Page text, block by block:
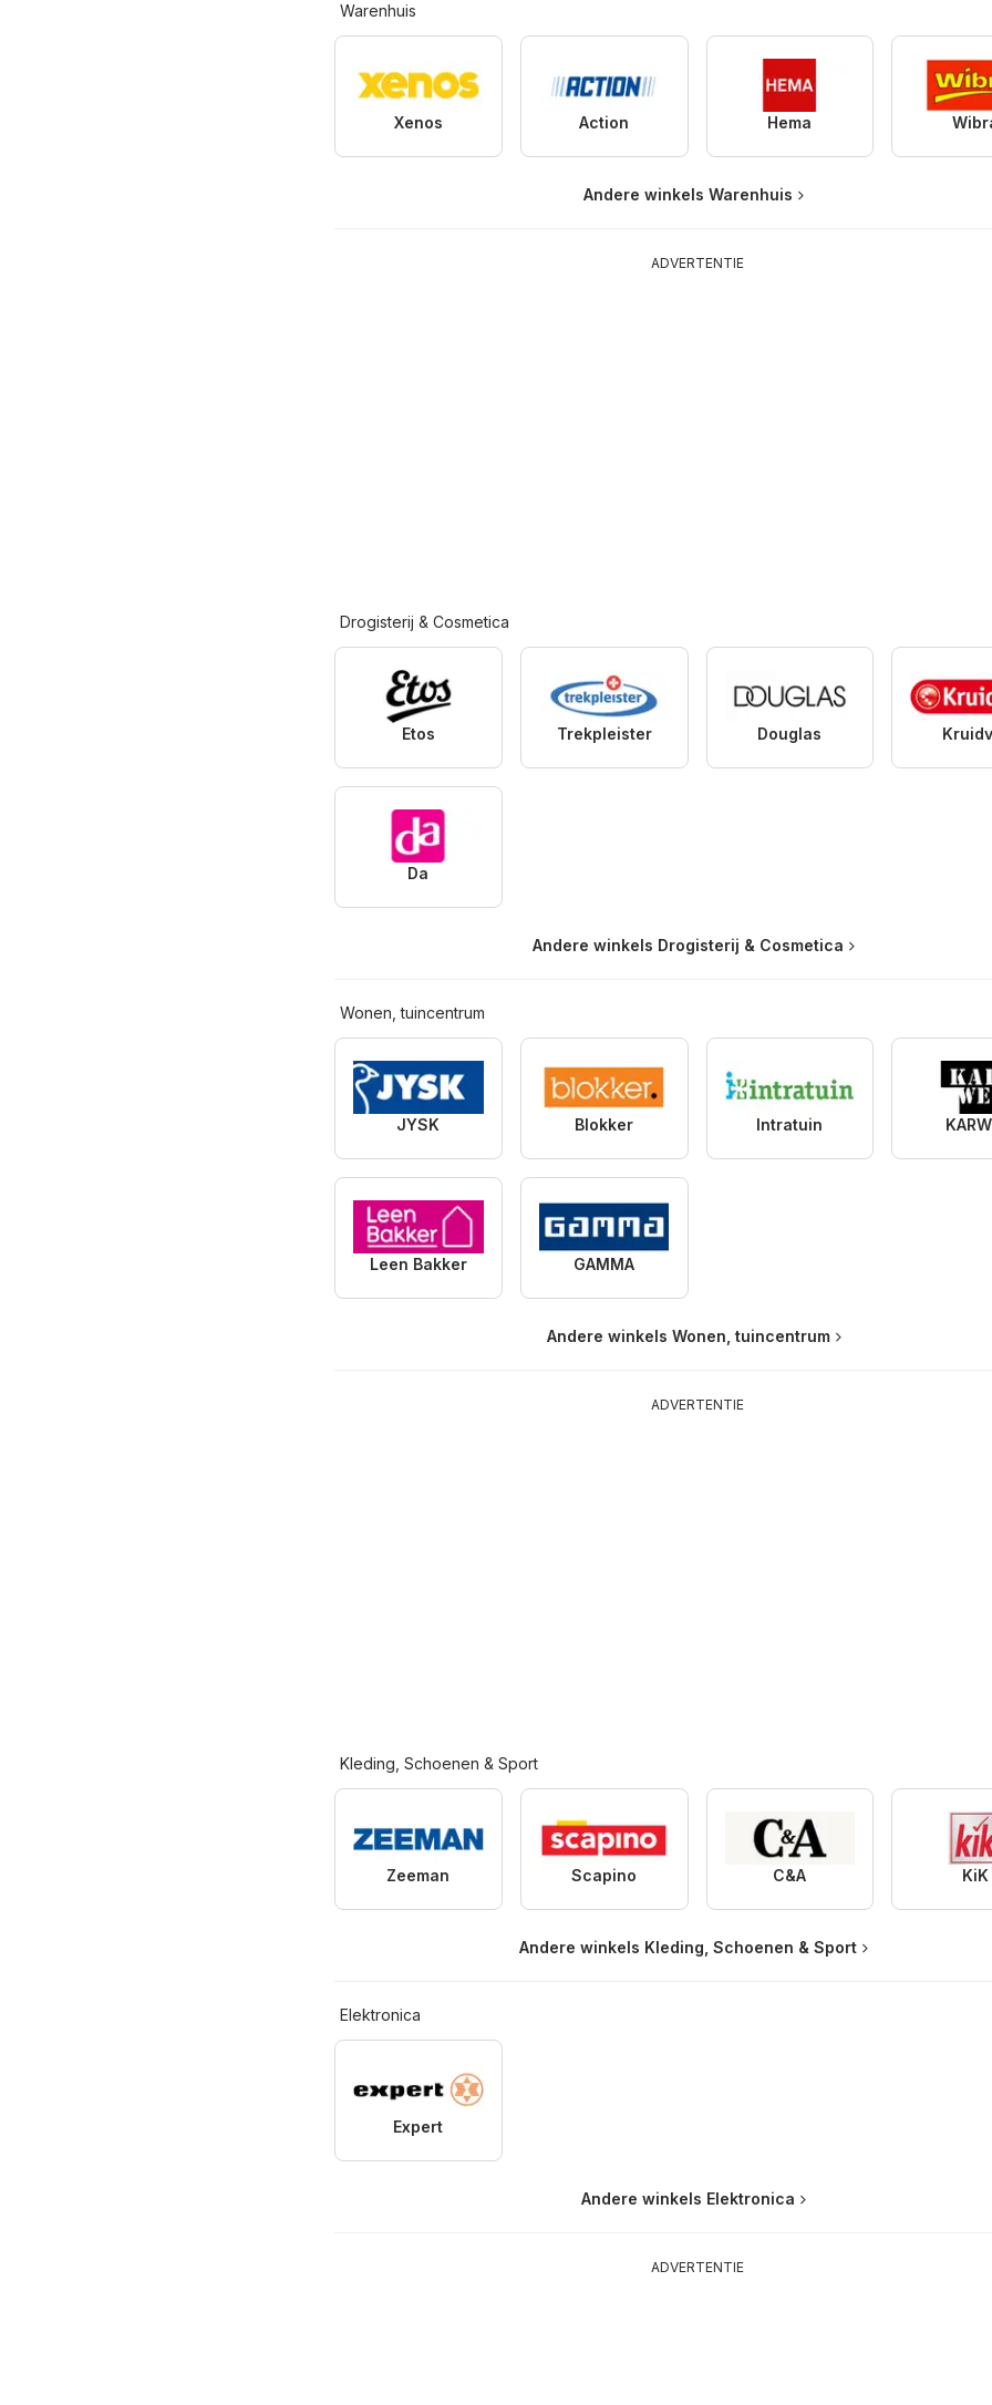
Warenhuis
Xenos Action Hema
Andere winkels Warenhuis
ADVERTENTIE
Drogisterij & Cosmetica
Etos Trekpleister Douglas
Da
Andere winkels Drogisterij & Cosmetica
Wonen, tuincentrum
JYSK Blokker Intratuin
Leen Bakker GAMMA
Andere winkels Wonen, tuincentrum
ADVERTENTIE
Kleding, Schoenen & Sport
Zeeman Scapino C&A KiK
Andere winkels Kleding, Schoenen & Sport
Elektronica
Expert
Andere winkels Elektronica
ADVERTENTIE